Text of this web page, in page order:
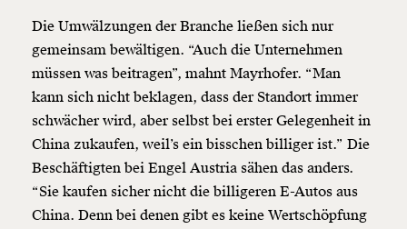
Die Umwälzungen der Branche ließen sich nur
gemeinsam bewältigen. “Auch die Unternehmen
müssen was beitragen”, mahnt Mayrhofer. “Man
kann sich nicht beklagen, dass der Standort immer
schwächer wird, aber selbst bei erster Gelegenheit in
China zukaufen, weil’s ein bisschen billiger ist.” Die
Beschäftigten bei Engel Austria sähen das anders.
“Sie kaufen sicher nicht die billigeren E-Autos aus
China. Denn bei denen gibt es keine Wertschöpfung